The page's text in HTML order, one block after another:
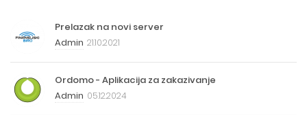
Prelazak na novi server
Admin 21.10.2021
Ordomo - Aplikacija za zakazivanje
Admin 05.12.2024